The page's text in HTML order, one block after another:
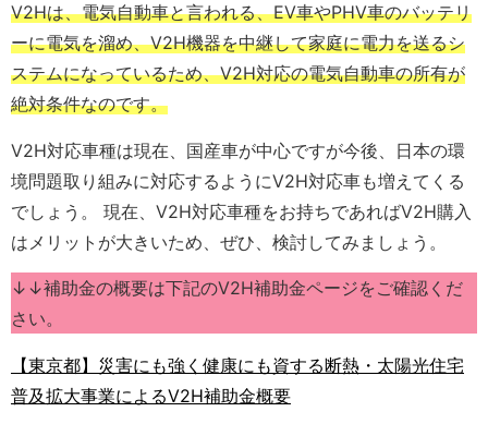
V2Hは、電気自動車と言われる、EV車やPHV車のバッテリ
ーに電気を溜め、V2H機器を中継して家庭に電力を送るシ
ステムになっているため、V2H対応の電気自動車の所有が
絶対条件なのです。
V2H対応車種は現在、国産車が中心ですが今後、日本の環
境問題取り組みに対応するようにV2H対応車も増えてくる
でしょう。 現在、V2H対応車種をお持ちであればV2H購入
はメリットが大きいため、ぜひ、検討してみましょう。
↓↓補助金の概要は下記のV2H補助金ページをご確認くだ
さい。
【東京都】災害にも強く健康にも資する断熱・太陽光住宅
普及拡大事業によるV2H補助金概要